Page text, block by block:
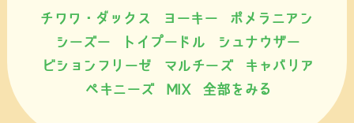
チワワ・ダックス ヨーキー
ポメラニアン
シーズー
トイプードル
シュナウザー
ビションフリーゼ
マルチーズ
キャバリア
ペキニーズ
MIX 全部をみる